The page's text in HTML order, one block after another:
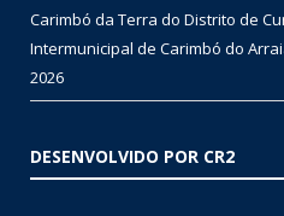
Carimbó da Terra do Distrito de
Intermunicipal de Carimbó do
2026
DESENVOLVIDO POR CR2